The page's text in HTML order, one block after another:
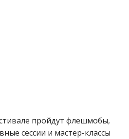
пройдут флешмобы,
сессии и мастер-классы